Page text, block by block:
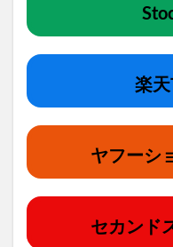
楽
ヤフーシ
セカンド